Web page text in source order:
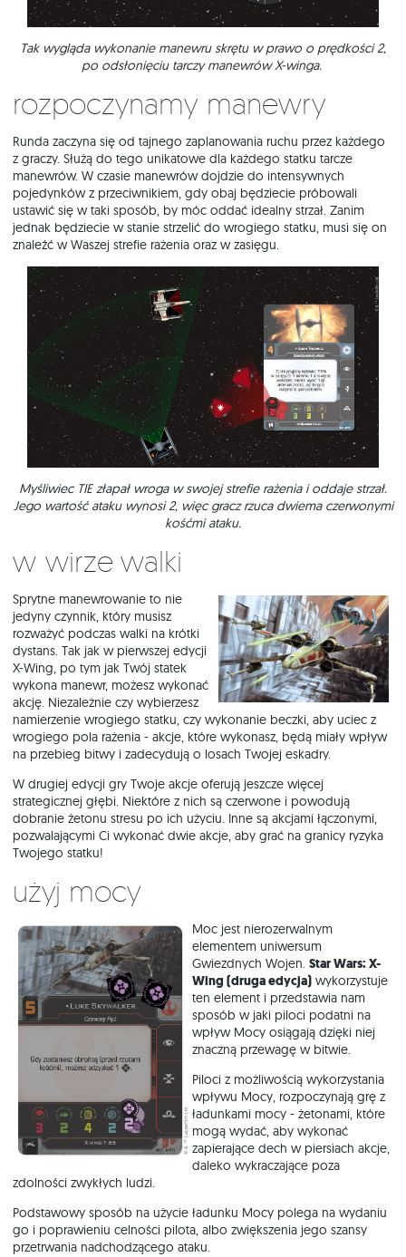
Tak wygląda wykonanie manewru skrętu w prawo o prędkości 2,
po odsłonięciu tarczy manewrów X-winga.
Rozpoczynamy manewry
Runda zaczyna się od tajnego zaplanowania ruchu przez każdego
z graczy. Służą do tego unikatowe dla każdego statku tarcze
manewrów. W czasie manewrów dojdzie do intensywnych
pojedynków z przeciwnikiem, gdy obaj będziecie próbowali
ustawić się w taki sposób, by móc oddać idealny strzał. Zanim
jednak będziecie w stanie strzelić do wrogiego statku, musi się on
znaleźć w Waszej strefie rażenia oraz w zasięgu.
Myśliwiec TIE złapał wroga w swojej strefie rażenia i oddaje strzał.
Jego wartość ataku wynosi 2, więc gracz rzuca dwiema czerwonymi
kośćmi ataku.
W wirze walki
Sprytne manewrowanie to nie
jedyny czynnik, który musisz
rozważyć podczas walki na krótki
dystans. Tak jak w pierwszej edycji
X-Wing, po tym jak Twój statek
wykona manewr, możesz wykonać
akcję. Niezależnie czy wybierzesz
namierzenie wrogiego statku, czy wykonanie beczki, aby uciec z
wrogiego pola rażenia - akcje, które wykonasz, będą miały wpływ
na przebieg bitwy i zadecydują o losach Twojej eskadry.
W drugiej edycji gry Twoje akcje oferują jeszcze więcej
strategicznej głębi. Niektóre z nich są czerwone i powodują
dobranie żetonu stresu po ich użyciu. Inne są akcjami łączonymi,
pozwalającymi Ci wykonać dwie akcje, aby grać na granicy ryzyka
Twojego statku!
Użyj mocy
Moc jest nierozerwalnym
elementem uniwersum
Gwiezdnych Wojen. Star Wars: X-
Wing (druga edycja) wykorzystuje
ten element i przedstawia nam
sposób w jaki piloci podatni na
wpływ Mocy osiągają dzięki niej
znaczną przewagę w bitwie.
Piloci z możliwością wykorzystania
wpływu Mocy, rozpoczynają grę z
ładunkami mocy - żetonami, które
mogą wydać, aby wykonać
zapierające dech w piersiach akcje,
daleko wykraczające poza
zdolności zwykłych ludzi.
Podstawowy sposób na użycie ładunku Mocy polega na wydaniu
go i poprawieniu celności pilota, albo zwiększenia jego szansy
przetrwania nadchodzącego ataku.